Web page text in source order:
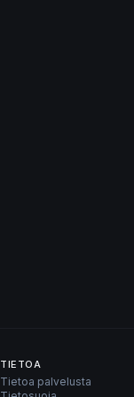
TIETOA
Tietoa palvelusta